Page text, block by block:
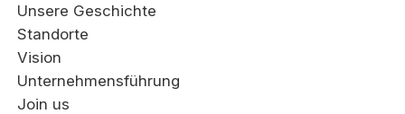
Unsere Geschichte
Standorte
Vision
Unternehmensführung
Join us